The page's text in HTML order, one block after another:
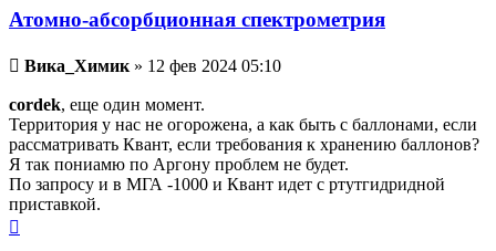
Атомно-абсорбционная спектрометрия
Непрочитанное
сообщение
Вика_Химик » 12 фев 2024 05:10
cordek, еще один момент.
Территория у нас не огорожена, а как быть с баллонами, если
рассматривать Квант, если требования к хранению баллонов?
Я так пониамю по Аргону проблем не будет.
По запросу и в МГА -1000 и Квант идет с ртутгидридной
приставкой.